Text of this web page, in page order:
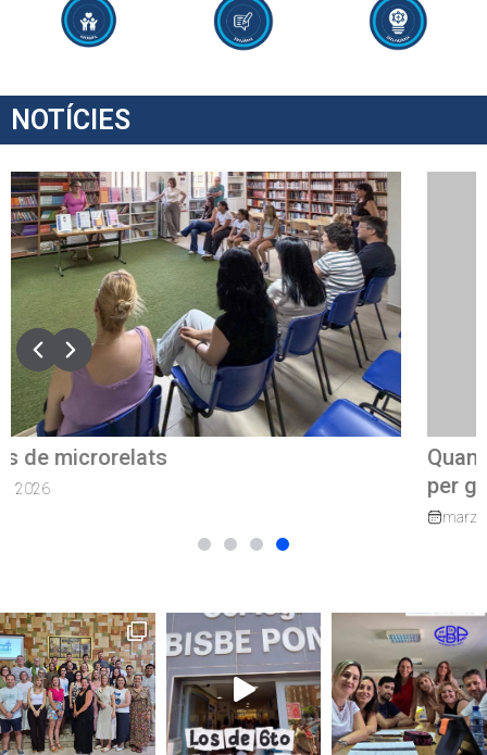
NOTÍCIES
Quan el camí continua: exalumnes que tornen
per guiar els nostres joves